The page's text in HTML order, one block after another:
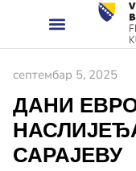
септембар 5, 2025
ДАНИ
САРАЈЕВУ